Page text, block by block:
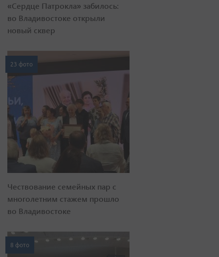
«Сердце Патрокла» забилось:
во Владивостоке открыли
новый сквер
23 фото
Чествование семейных пар с
многолетним стажем прошло
во Владивостоке
8 фото